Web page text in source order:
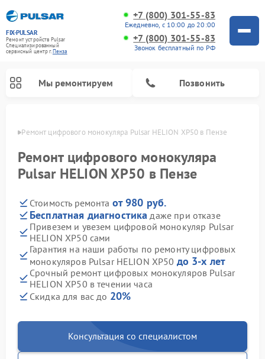
FIX-PULSAR
Ремонт устройств Pulsar
Специализированный
cервисный центр г.Пенза
+7 (800) 301-55-83
Ежедневно, с 10:00 до 20:00
+7 (800) 301-55-83
Звонок бесплатный по РФ
Мы ремонтируем Позвонить
Ремонт цифрового монокуляра Pulsar HELION XP50 в Пензе
Ремонт цифрового монокуляра
Pulsar HELION XP50 в Пензе
Стоимость ремонта от 980 руб.
Бесплатная диагностика даже при отказе
Привезем и увезем цифровой монокуляр Pulsar
HELION XP50 сами
Гарантия на наши работы по ремонту цифровых
монокуляров Pulsar HELION XP50 до 3-х лет
Срочный ремонт цифровых монокуляров Pulsar
HELION XP50 в течении часа
Скидка для вас до 20%
Консультация со специалистом